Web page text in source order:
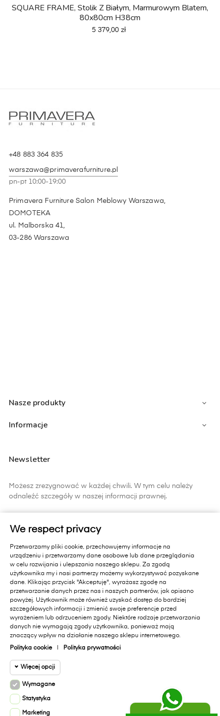
SQUARE FRAME, Stolik Z Białym, Marmurowym Blatem,
80x80cm H38cm
Cena
5 379,00 zł
+48 883 364 835
warszawa@primaverafurniture.pl
pn-pt 10:00-19:00
Primavera Furniture Salon Meblowy Warszawa,
DOMOTEKA
ul. Malborska 41,
03-286 Warszawa
Nasze produkty 
Informacje 
Newsletter
Możesz zrezygnować w każdej chwili. W tym celu należy
odnaleźć szczegóły w naszej informacji prawnej.
otrzymywanie informacji handlowych od Primavera Furniture Sp. z
o.o. 11-010 Barczewo, Dąbrówka Mała 18 A.. Pamiętaj, zgoda jest
dobrowolna i masz prawo cofnąć zgodę w każdym czasie oraz
prawo dostępu do danych, sprostowania, usunięcia lub
ograniczenia przetwarzania, prawo wniesienia skargi do organu
nadzorczego lub przeniesienia danych. Administratorem Państwa
danych jest Primavera Furniture Sp. z o.o. 11-010 Barczewo,
Dąbrówka Mała 18A.. Administrator przetwarza dane zgodnie z
Polityką Prywatności sklepu internetowego[dostępną na stronie]
polityką ochrony danych w Primavera Furniture Sp. z o.o.
[dostępną na stronie].
We respect privacy
Przetwarzamy pliki cookie, przechowujemy informacje na
urządzeniu i przetwarzamy dane osobowe lub dane przeglądania
w celu rozwijania i ulepszania naszego sklepu. Za zgodą
użytkownika my i nasi partnerzy możemy wykorzystywać pozyskane
dane. Klikając przycisk "Akceptuję", wyrażasz zgodę na
przetwarzanie danych przez nas i naszych partnerów, jak opisano
powyżej. Użytkownik może również uzyskać dostęp do bardziej
szczegółowych informacji i zmienić swoje preferencje przed
wyrażeniem lub odrzuceniem zgody. Niektóre rodzaje przetwarzania
danych nie wymagają zgody użytkownika, ponieważ mają
znaczący wpływ na działanie naszego sklepu internetowego.
Polityka cookie Polityka prywatności
Więcej opcji
Wymagane Cookie funkcjonalne
Wymagane pliki cookie oraz cookie
Wymagane
Statystyka
Marketing